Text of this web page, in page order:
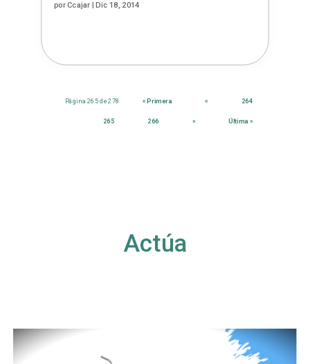
porCcajar|Dic 18, 2014
Página 265 de 278 « Primera « 264
265 266 » Última »
Actúa